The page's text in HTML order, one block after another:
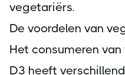
vegetariërs.
De voordelen van
Het consumeren
D3 heeft